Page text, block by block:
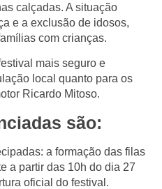
calçadas. A situação
e a exclusão de idosos,
com crianças.
mais seguro e
local quanto para os
Ricardo Mitoso.
são:
a formação das filas
a partir das 10h do dia 27
oficial do festival.